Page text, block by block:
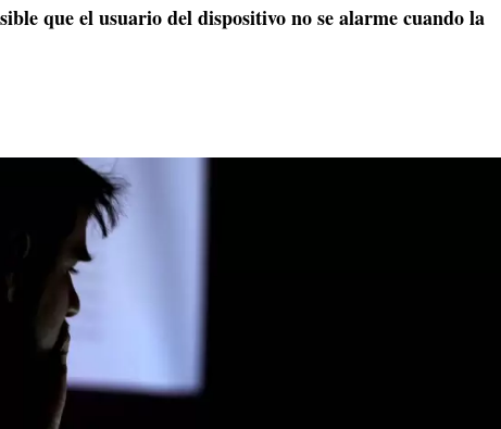
que el usuario del dispositivo no se alarme cuando la